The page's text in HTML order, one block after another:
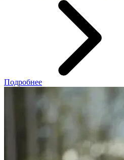
Подробнее